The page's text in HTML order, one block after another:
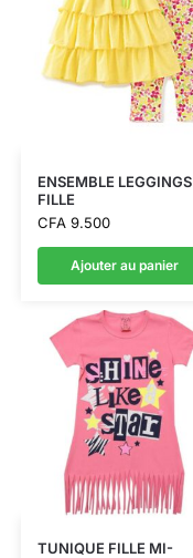
ENSEMBLE LEGGINGS
FILLE
CFA9.500
Ajouter au panier
TUNIQUE FILLE MI-